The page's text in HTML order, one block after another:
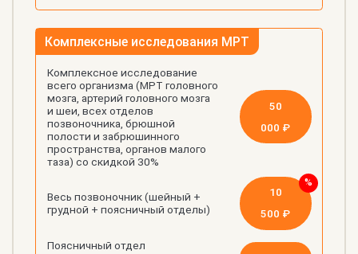
Комплексные исследования МРТ
Комплексное исследование
всего организма (МРТ головного
мозга, артерий головного мозга
и шеи, всех отделов
позвоночника, брюшной
полости и забрюшинного
пространства, органов малого
таза) со скидкой 30%
50
000 ₽
Весь позвоночник (шейный +
грудной + поясничный отделы)
10
500 ₽
Поясничный отдел